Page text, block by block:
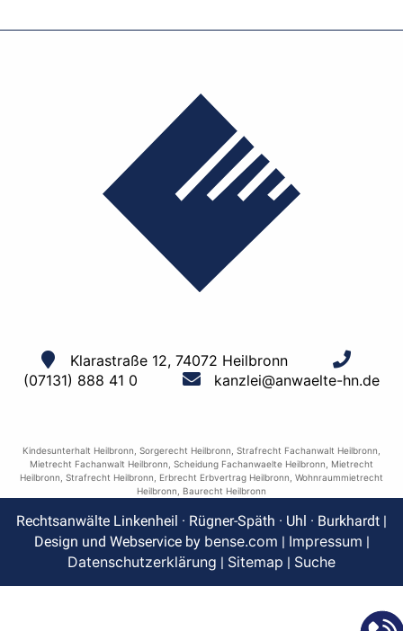
Klarastraße 12, 74072 Heilbronn
(07131) 888 41 0
kanzlei@anwaelte-hn.de
Kindesunterhalt Heilbronn Sorgerecht Heilbronn Strafrecht Fachanwalt Heilbronn
Mietrecht Fachanwalt Heilbronn Scheidung Fachanwaelte Heilbronn
Mietrecht
Heilbronn Strafrecht Heilbronn Erbrecht Erbvertrag Heilbronn Wohnraummietrecht
Heilbronn
Baurecht Heilbronn
Rechtsanwälte Linkenheil · Rügner-Späth · Uhl · Burkhardt |
Design und Webservice by bense.com | Impressum |
Datenschutzerklärung | Sitemap | Suche